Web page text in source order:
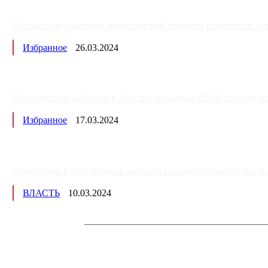
Избранное 26.03.2024
Избранное 17.03.2024
ВЛАСТЬ 10.03.2024